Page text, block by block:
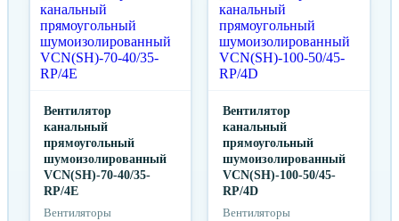
Вентилятор
канальный
прямоугольный
шумоизолированный
VCN(SH)-70-40/35-
RP/4E
Вентиляторы
Вентилятор
канальный
прямоугольный
шумоизолированный
VCN(SH)-100-50/45-
RP/4D
Вентиляторы